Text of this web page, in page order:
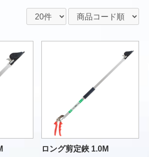
ロング剪定鋏 1.0M